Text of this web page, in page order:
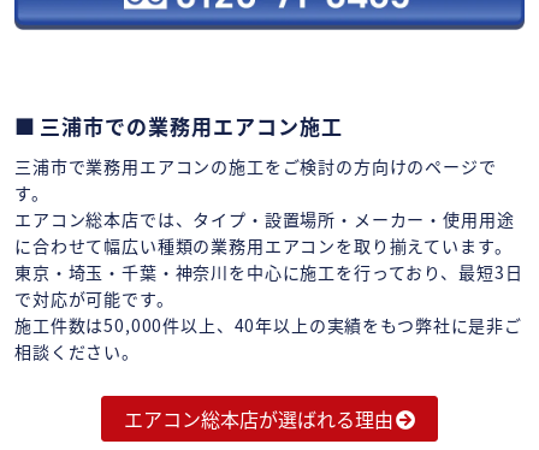
三浦市での業務用エアコン施工
三浦市で業務用エアコンの施工をご検討の方向けのページで
す。
エアコン総本店では、タイプ・設置場所・メーカー・使用用途
に合わせて幅広い種類の業務用エアコンを取り揃えています。
東京・埼玉・千葉・神奈川を中心に施工を行っており、最短3日
で対応が可能です。
施工件数は50,000件以上、40年以上の実績をもつ弊社に是非ご
相談ください。
エアコン総本店が選ばれる理由